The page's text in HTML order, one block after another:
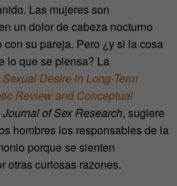
Las mujeres son
un dolor de cabeza nocturno
su pareja. Pero ¿y si la cosa
lo que se piensa? La
Desire in Long-Term
Review and Conceptual
Journal of Sex Research, sugiere
hombres los responsables de la
porque se sienten
otras curiosas razones.